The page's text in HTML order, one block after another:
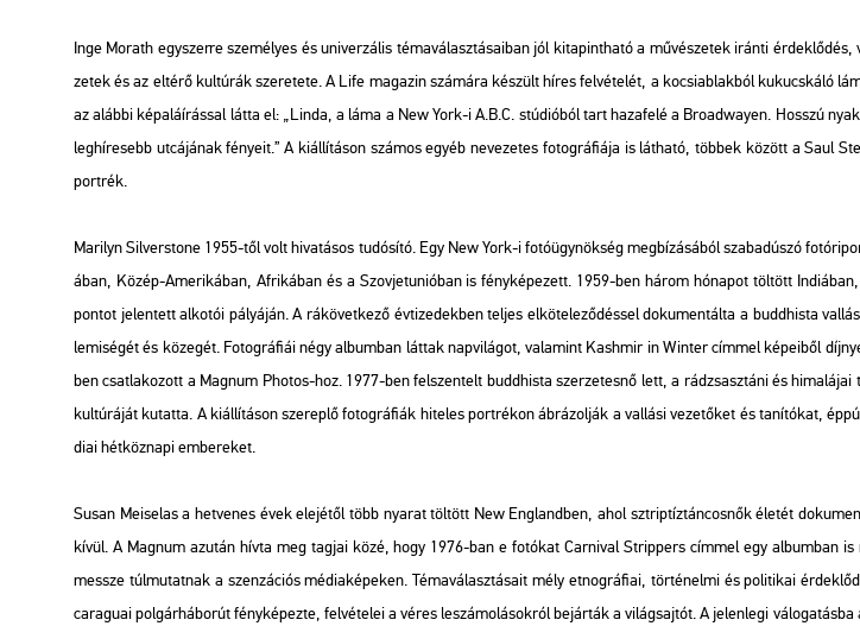
Inge Mo­rath egy­szer­re sze­mé­lyes és uni­ver­zá­lis té­ma­vá­lasz­tá­sa­i­ban jól ki­ta­pint­ha­tó a mű­vé­sze­tek irán­ti
ze­tek és az el­té­rő kul­tú­rák sze­re­te­te. ALife ma­ga­zin szá­má­ra ké­szült híres fel­vé­te­lét, a ko­csi­ab­lak­ból ku­kucs­ká­ló
az aláb­bi kép­alá­írás­sal látta el: „Linda, a láma a New York-i A.B.C. stú­di­ó­ból tart ha­za­fe­lé a Broad­wa­yen. Hosszú
leg­hí­re­sebb ut­cá­já­nak fé­nye­it.” A ki­ál­lí­tá­son szá­mos egyéb ne­ve­ze­tes fo­tog­rá­fi­á­ja is lát­ha­tó, töb­bek kö­zött a Saul
port­rék.
Ma­ri­lyn Sil­vers­to­ne 1955-től volt hi­va­tá­sos tu­dó­sí­tó. Egy New York-i fo­tó­ügy­nök­ség meg­bí­zá­sá­ból sza­bad­úszó
á­ban, Közép-Ame­ri­ká­ban, Af­ri­ká­ban és a Szov­jet­uni­ó­ban is fény­ké­pe­zett. 1959-ben három hó­na­pot töl­tött
pon­tot je­len­tett al­ko­tói pá­lyá­ján. A rá­kö­vet­ke­ző év­ti­ze­dek­ben tel­jes el­kö­te­le­ző­dés­sel do­ku­men­tál­ta a budd­his­ta
le­mi­sé­gét és kö­ze­gét. Fo­tog­rá­fi­ái négy al­bum­ban lát­tak nap­vi­lá­got, va­la­mint Kash­mir in Win­tercím­mel ké­pe­i­ből
ben csat­la­ko­zott a Mag­num Pho­tos-hoz. 1977-ben fel­szen­telt budd­his­ta szer­ze­tes­nő lett, a rá­dzs­asz­tá­ni és
kul­tú­rá­ját ku­tat­ta. A ki­ál­lí­tá­son sze­rep­lő fo­tog­rá­fi­ák hi­te­les port­ré­kon áb­rá­zol­ják a val­lá­si ve­ze­tő­ket és ta­ní­tó­kat,
di­ai hét­köz­na­pi em­be­re­ket.
Susan Mei­se­las a het­ve­nes évek ele­jé­től több nya­rat töl­tött New Eng­land­ben, ahol sztrip­tíz­tán­cos­nők éle­tét
kívül. A Mag­num az­után hívta meg tag­jai közé, hogy 1976-ban e fo­tó­katCar­ni­val Strip­pers cím­mel egy al­bum­ban
messze túl­mu­tat­nak a szen­zá­ci­ós mé­dia­ké­pe­ken. Té­ma­vá­lasz­tá­sa­it mély et­nog­rá­fi­ai, tör­té­nel­mi és po­li­ti­kai
ca­ra­gu­ai pol­gár­há­bo­rút fény­ké­pez­te, fel­vé­te­lei a véres le­szá­mo­lá­sok­ról be­jár­ták a vi­lág­saj­tót. A je­len­le­gi vá­lo­ga­tás­ba